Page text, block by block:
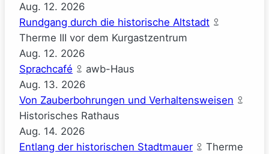
Aug. 12. 2026
Rundgang durch die historische Altstadt
Therme III vor dem Kurgastzentrum
Aug. 12. 2026
Sprachcafé
awb-Haus
Aug. 13. 2026
Von Zauberbohrungen und Verhaltensweisen
Historisches Rathaus
Aug. 14. 2026
Entlang der historischen Stadtmauer
Therme